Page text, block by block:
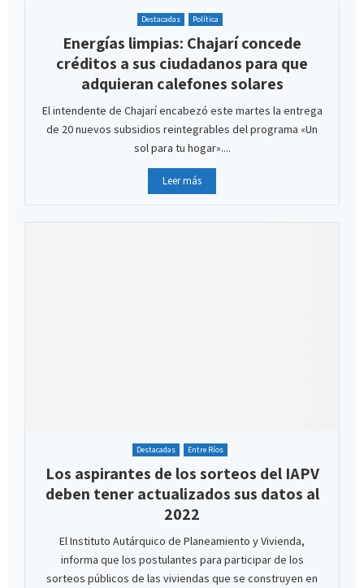
Destacadas Política
Energías limpias: Chajarí concede
créditos a sus ciudadanos para que
adquieran calefones solares
El intendente de Chajarí encabezó este martes la entrega
de 20 nuevos subsidios reintegrables del programa «Un
sol para tu hogar»....
Leer más
Destacadas Entre Ríos
Los aspirantes de los sorteos del IAPV
deben tener actualizados sus datos al
2022
El Instituto Autárquico de Planeamiento y Vivienda,
informa que los postulantes para participar de los
sorteos públicos de las viviendas que se construyen en